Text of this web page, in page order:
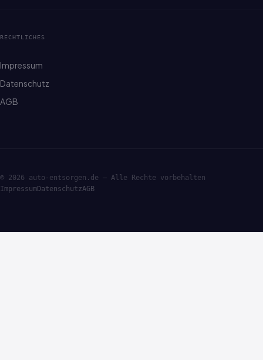
RECHTLICHES
Impressum
Datenschutz
AGB
© 2026 auto-entsorgen.de — Alle Rechte vorbehalten
ImpressumDatenschutzAGB